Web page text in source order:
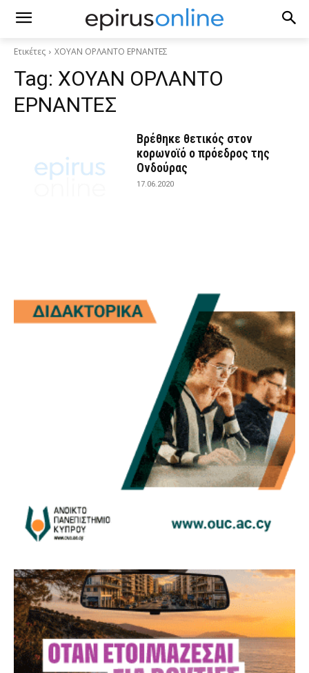
Ετικέτες ΧΟΥΑΝ ΟΡΛΑΝΤΟ ΕΡΝΑΝΤΕΣ
Tag: ΧΟΥΑΝ ΟΡΛΑΝΤΟ
ΕΡΝΑΝΤΕΣ
Βρέθηκε θετικός στον
κορωνοϊό ο πρόεδρος της
Ονδούρας
17.06.2020